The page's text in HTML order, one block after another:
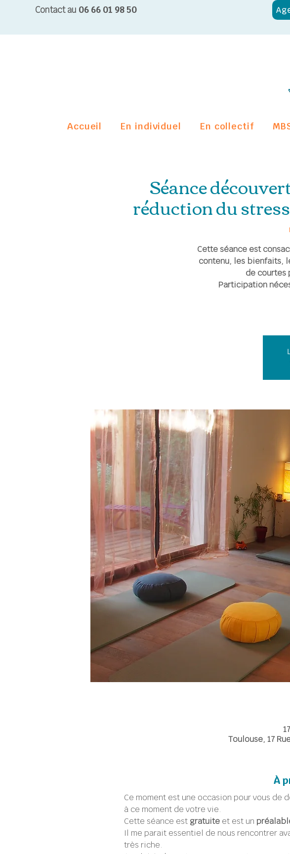
Contact au 06 66 01 98 50
Accueil En individuel En collectif
Séance
réduction du
Cette séance est
contenu, les bienfaits,
de courtes
Participation
Toulouse, 17
À
Ce moment est une occasion pour vous de
à ce moment de votre vie.
Cette séance est gratuite et est un
Il me parait essentiel de nous rencontrer
très riche.